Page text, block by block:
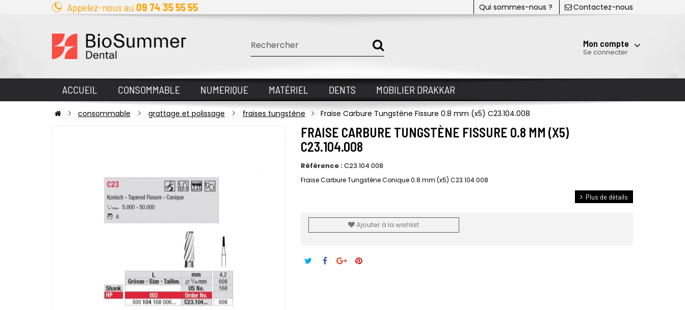
Qui sommes-nous ? Contactez-nous
Appelez-nous au 09 74 35 55 55
Mon compte
Se connecter
ACCUEIL CONSOMMABLE NUMERIQUE MATÉRIEL DENTS MOBILIER DRAKKAR
consommable grattage et polissage fraises tungstène Fraise Carbure Tungstène Fissure 0.8 mm (x5) C23.104.008
FRAISE CARBURE TUNGSTÈNE FISSURE 0.8 MM (X5)
C23.104.008
Référence :C23.104.008
Fraise Carbure Tungstène Conique 0.8 mm (x5) C23.104.008
Plus de détails
Ajouter à la wishlist